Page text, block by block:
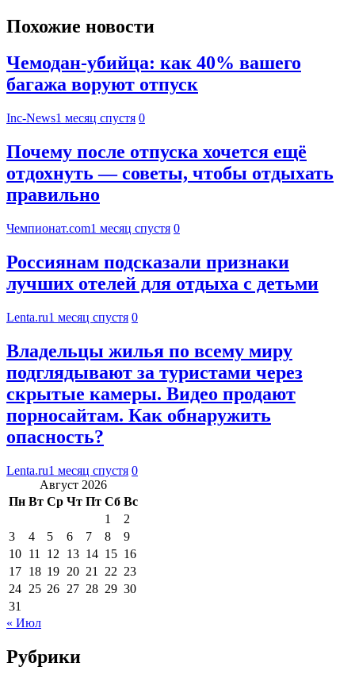
Похожие новости
Чемодан-убийца: как 40% вашего
багажа воруют отпуск
Inc-News1 месяц спустя 0
Почему после отпуска хочется ещё
отдохнуть — советы, чтобы отдыхать
правильно
Чемпионат.com1 месяц спустя 0
Россиянам подсказали признаки
лучших отелей для отдыха с детьми
Lenta.ru1 месяц спустя 0
Владельцы жилья по всему миру
подглядывают за туристами через
скрытые камеры. Видео продают
порносайтам. Как обнаружить
опасность?
Lenta.ru1 месяц спустя 0
Август 2026
Пн Вт Ср Чт Пт Сб Вс
1
2
3
4 5 6 7 8
9
10 11 12 13 14 15 16
17 18 19 20 21 22 23
24 25 26 27 28 29 30
31
« Июл
Рубрики